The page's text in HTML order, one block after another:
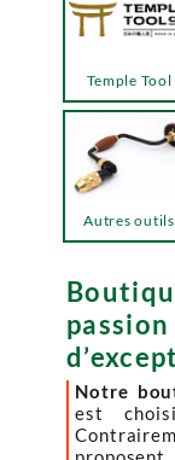
Notre
est
Temple Tool
Autres outils